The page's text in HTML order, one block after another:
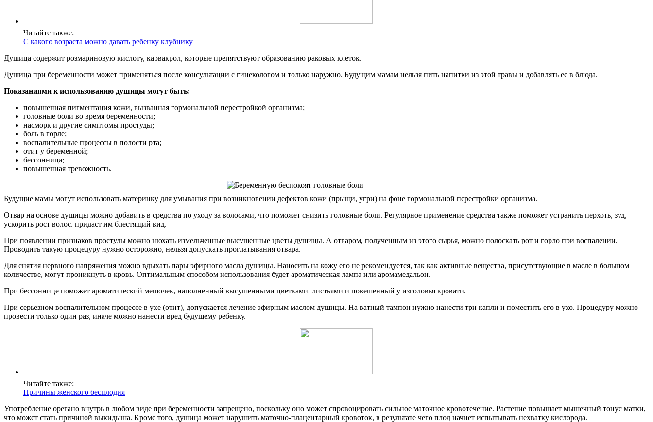
Читайте также:
С какого возраста можно давать ребенку клубнику
Душица содержит розмариновую кислоту, карвакрол, которые препятствуют образованию раковых клеток.
Душица при беременности может применяться после консультации с гинекологом и только наружно. Будущим мамам нельзя пить напитки из этой травы и добавлять ее в блюда.
Показаниями к использованию душицы могут быть:
повышенная пигментация кожи, вызванная гормональной перестройкой организма;
головные боли во время беременности;
насморк и другие симптомы простуды;
боль в горле;
воспалительные процессы в полости рта;
отит у беременной;
бессонница;
повышенная тревожность.
Будущие мамы могут использовать материнку для умывания при возникновении дефектов кожи (прыщи, угри) на фоне гормональной перестройки организма.
Отвар на основе душицы можно добавить в средства по уходу за волосами, что поможет снизить головные боли. Регулярное применение средства также поможет устранить перхоть, зуд,
ускорить рост волос, придаст им блестящий вид.
При появлении признаков простуды можно нюхать измельченные высушенные цветы душицы. А отваром, полученным из этого сырья, можно полоскать рот и горло при воспалении.
Проводить такую процедуру нужно осторожно, нельзя допускать проглатывания отвара.
Для снятия нервного напряжения можно вдыхать пары эфирного масла душицы. Наносить на кожу его не рекомендуется, так как активные вещества, присутствующие в масле в большом
количестве, могут проникнуть в кровь. Оптимальным способом использования будет ароматическая лампа или аромамедальон.
При бессоннице поможет ароматический мешочек, наполненный высушенными цветками, листьями и повешенный у изголовья кровати.
При серьезном воспалительном процессе в ухе (отит), допускается лечение эфирным маслом душицы. На ватный тампон нужно нанести три капли и поместить его в ухо. Процедуру можно
провести только один раз, иначе можно нанести вред будущему ребенку.
Читайте также:
Причины женского бесплодия
Употребление орегано внутрь в любом виде при беременности запрещено, поскольку оно может спровоцировать сильное маточное кровотечение. Растение повышает мышечный тонус матки,
что может стать причиной выкидыша. Кроме того, душица может нарушить маточно-плацентарный кровоток, в результате чего плод начнет испытывать нехватку кислорода.